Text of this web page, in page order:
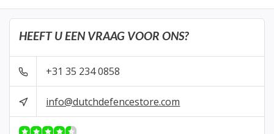
HEEFT U EEN VRAAG VOOR ONS?
+31 35 234 0858
info@dutchdefencestore.com